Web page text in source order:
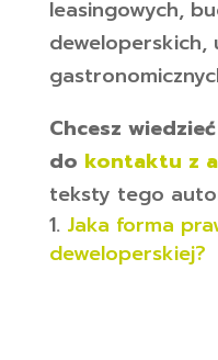
leasingowych,
deweloperskich,
Chcesz
do kontaktu z
teksty tego
Jaka forma
deweloperskiej?